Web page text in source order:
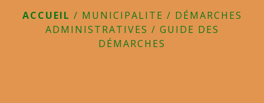
ACCUEIL / MUNICIPALITE / DÉMARCHES
ADMINISTRATIVES / GUIDE DES
DÉMARCHES